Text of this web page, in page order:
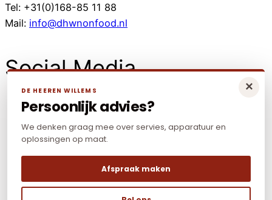
Tel: +31(0)168-85 11 88
Mail: info@dhwnonfood.nl
Social Media
×
DE HEEREN WILLEMS
Persoonlijk advies?
We denken graag mee over servies, apparatuur en
oplossingen op maat.
Afspraak maken